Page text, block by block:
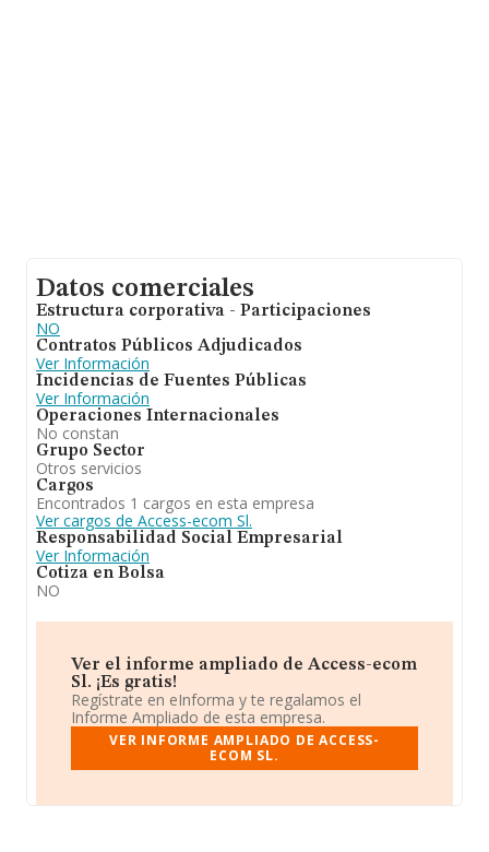
Datos comerciales
Estructura corporativa - Participaciones
NO
Contratos Públicos Adjudicados
Ver Información
Incidencias de Fuentes Públicas
Ver Información
Operaciones Internacionales
No constan
Grupo Sector
Otros servicios
Cargos
Encontrados 1 cargos en esta empresa
Ver cargos de Access-ecom Sl.
Responsabilidad Social Empresarial
Ver Información
Cotiza en Bolsa
NO
Ver el informe ampliado de Access-ecom
Sl. ¡Es gratis!
Regístrate en eInforma y te regalamos el
Informe Ampliado de esta empresa.
VER INFORME AMPLIADO DE ACCESS-
ECOM SL.